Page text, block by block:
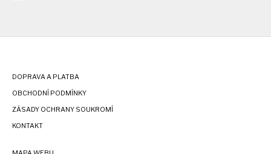
DOPRAVA A PLATBA
OBCHODNÍ PODMÍNKY
ZÁSADY OCHRANY SOUKROMÍ
KONTAKT